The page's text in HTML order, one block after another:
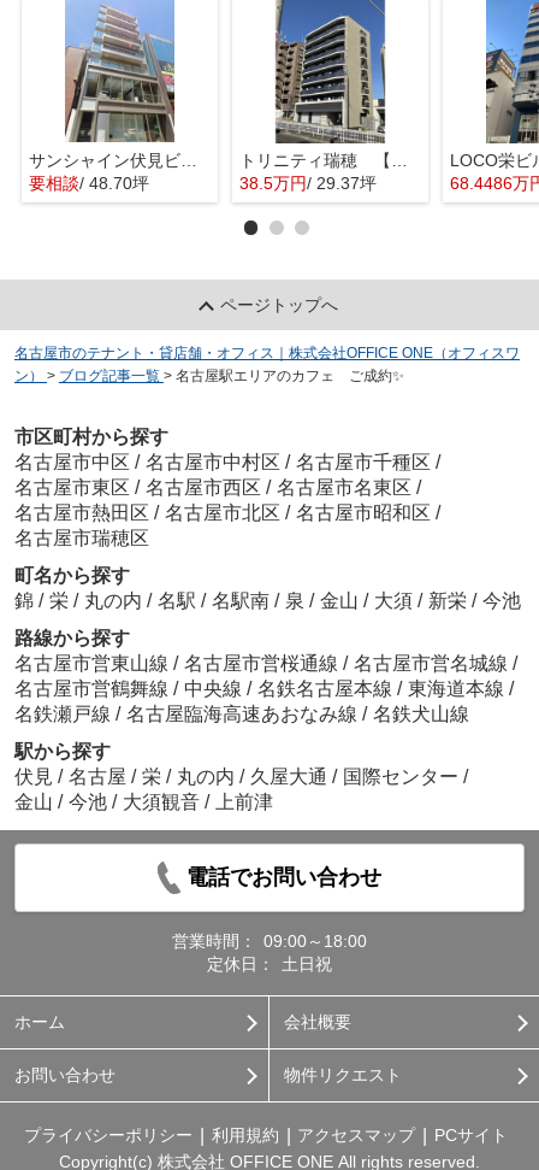
サンシャイン伏見ビル【 1階路面店 】
要相談/ 48.70坪
トリニティ瑞穂 【 店舗系おすすめ 】
38.5万円/ 29.37坪 68.4486万
ページトップへ
名古屋市のテナント・貸店舗・オフィス｜株式会社OFFICE ONE（オフィスワ
ン）
> ブログ記事一覧 > 名古屋駅エリアのカフェ ご成約✨
市区町村から探す
名古屋市中区 / 名古屋市中村区 / 名古屋市千種区 /
名古屋市東区 / 名古屋市西区 / 名古屋市名東区 /
名古屋市熱田区 / 名古屋市北区 / 名古屋市昭和区 /
名古屋市瑞穂区
町名から探す
錦 / 栄 / 丸の内 / 名駅 / 名駅南 / 泉 / 金山 / 大須 / 新栄 / 今池
路線から探す
名古屋市営東山線 / 名古屋市営桜通線 / 名古屋市営名城線 /
名古屋市営鶴舞線 / 中央線 / 名鉄名古屋本線 / 東海道本線 /
名鉄瀬戸線 / 名古屋臨海高速あおなみ線 / 名鉄犬山線
駅から探す
伏見 / 名古屋 / 栄 / 丸の内 / 久屋大通 / 国際センター /
金山 / 今池 / 大須観音 / 上前津
電話でお問い合わせ
営業時間：
09:00～18:00
定休日：
土日祝
ホーム 会社概要
お問い合わせ 物件リクエスト
プライバシーポリシー 利用規約 アクセスマップ
PCサイト
Copyright(c) 株式会社 OFFICE ONE All rights reserved.